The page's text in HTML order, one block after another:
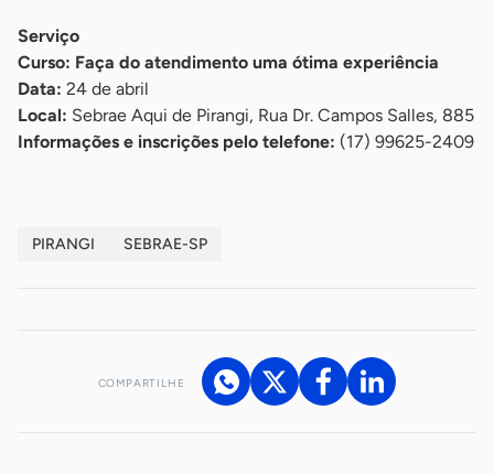
Serviço
Curso: Faça do atendimento uma ótima experiência
Data: 24 de abril
Local: Sebrae Aqui de Pirangi, Rua Dr. Campos Salles, 885
Informações e inscrições pelo telefone: (17) 99625-2409
PIRANGI SEBRAE-SP
COMPARTILHE